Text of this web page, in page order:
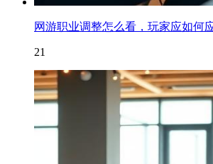
网游职业调整怎么看，玩家应如何
21